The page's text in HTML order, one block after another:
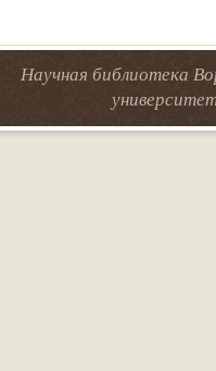
Научная библиотека